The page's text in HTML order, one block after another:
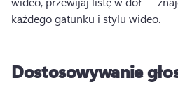
każdego gatunku i stylu wideo.
Dostosowywanie